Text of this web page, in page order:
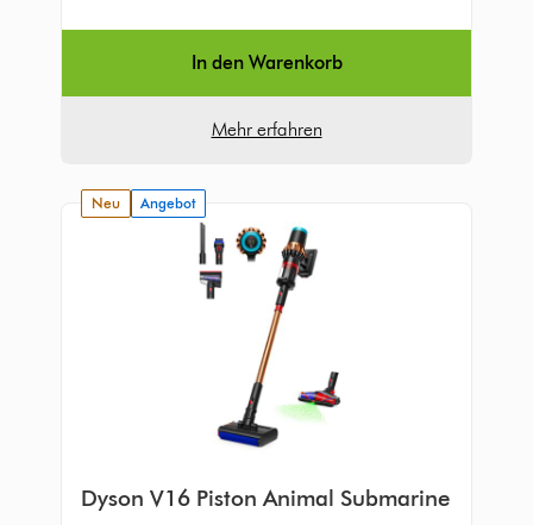
801
In den Warenkorb
Mehr erfahren
neu Angebot
Dyson V16 Piston Animal Submarine